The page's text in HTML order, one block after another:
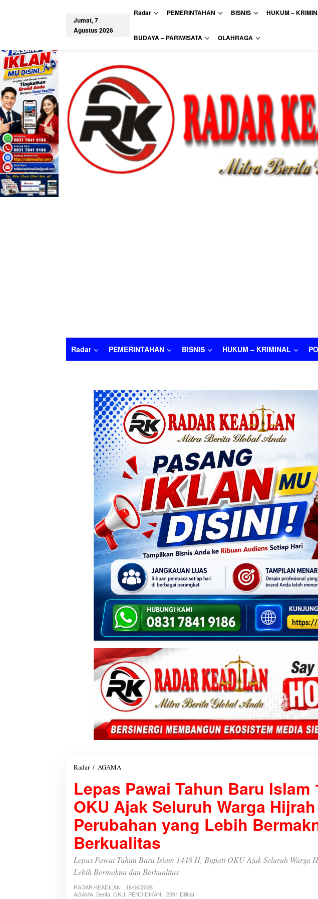
i
k
k
n
t
e
n
Jumat, 7
Agustus 2026
Radar PEMERINTAHAN BISNIS HUKUM –
BUDAYA – PARIWISATA OLAHRAGA
Radar PEMERINTAHAN BISNIS HUKUM – KRIMINAL
Radar / AGAMA
s
P
a
w
a
i
T
h
n
Lepas Pawai Tahun Baru Islam
OKU Ajak Seluruh Warga
Perubahan yang Lebih
Berkualitas
Lepas Pawai Tahun Baru Islam 1448 H, Bupati OKU Ajak Seluruh Warga
Lebih Bermakna dan Berkualitas
RADAR KEADILAN
16/06/2026
AGAMA, Berita, OKU, PENDIDIKAN 2391 Dilihat